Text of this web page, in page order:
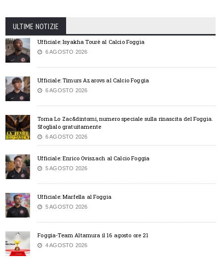
ULTIME NOTIZIE
Ufficiale: Isyakha Tourè al Calcio Foggia
6 AGOSTO 2026
Ufficiale: Timurs Azarovs al Calcio Foggia
6 AGOSTO 2026
Torna Lo Zac&dintorni, numero speciale sulla rinascita del Foggia.
Sfoglialo gratuitamente
6 AGOSTO 2026
Ufficiale: Enrico Oviszach al Calcio Foggia
5 AGOSTO 2026
Ufficiale: Marfella al Foggia
5 AGOSTO 2026
Foggia-Team Altamura il 16 agosto ore 21
4 AGOSTO 2026